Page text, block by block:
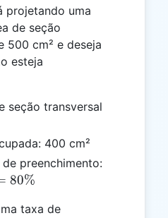
projetando uma
de seção
500 cm² e deseja
esteja
seção transversal
400 cm²
preenchimento:
80%
taxa de